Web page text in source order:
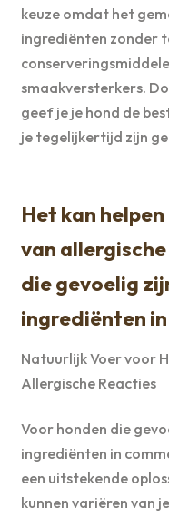
keuze omdat het
ingrediënten zonder
smaakversterkers.
geef je je hond de
je tegelijkertijd zijn
Het kan
van
die gevoelig
ingrediënten
Natuurlijk Voer voor
Allergische Reacties
Voor honden die
ingrediënten in
een uitstekende
kunnen variëren van